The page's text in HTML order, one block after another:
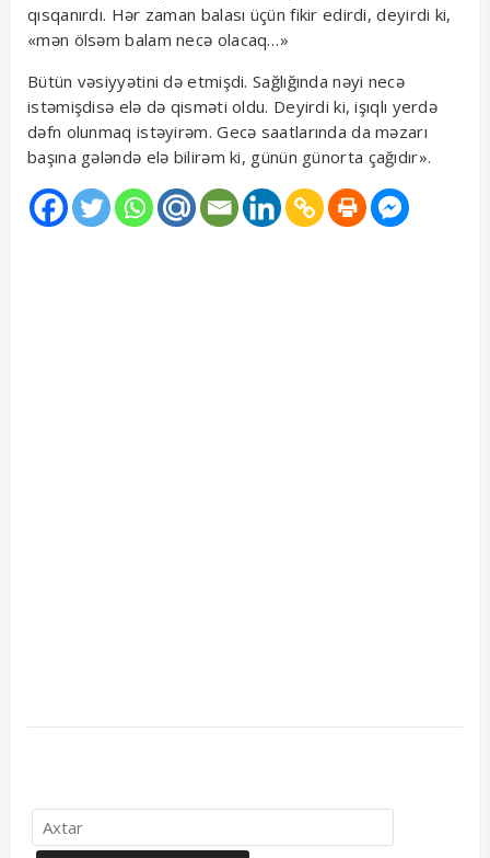
qısqanırdı. Hər zaman balası üçün fikir edirdi, deyirdi ki,
«mən ölsəm balam necə olacaq…»
Bütün vəsiyyətini də etmişdi. Sağlığında nəyi necə
istəmişdisə elə də qisməti oldu. Deyirdi ki, işıqlı yerdə
dəfn olunmaq istəyirəm. Gecə saatlarında da məzarı
başına gələndə elə bilirəm ki, günün günorta çağıdır».